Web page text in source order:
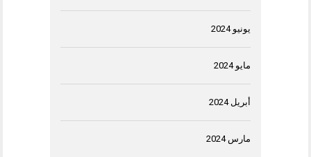
يونيو 2024
مايو 2024
أبريل 2024
مارس 2024